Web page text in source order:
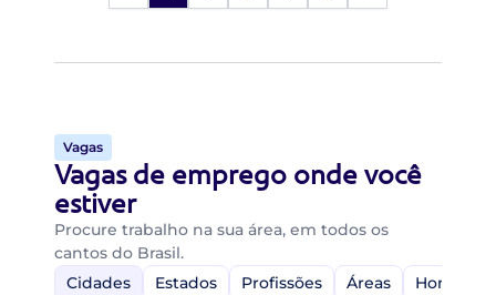
Vagas
Vagas de emprego onde você
estiver
Procure trabalho na sua área, em todos os
cantos do Brasil.
Cidades
Estados Profissões Áreas Home-